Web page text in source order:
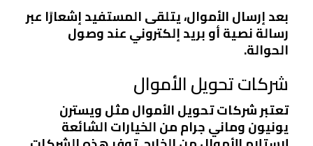
بعد إرسال الأموال، يتلقى المستفيد إشعارًا عبر
رسالة نصية أو بريد إلكتروني عند وصول
الحوالة.
شركات تحويل الأموال
تعتبر شركات تحويل الأموال مثل ويسترن
يونيون وماني جرام من الخيارات الشائعة